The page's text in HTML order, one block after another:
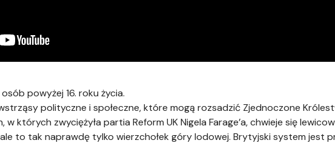
powyżej 16. roku życia.
polityczne i społeczne, które mogą rozsadzić Zjednoczone
których zwyciężyła partia Reform UK Nigela Farage’a, chwieje się
to tak naprawdę tylko wierzchołek góry lodowej. Brytyjski system jest